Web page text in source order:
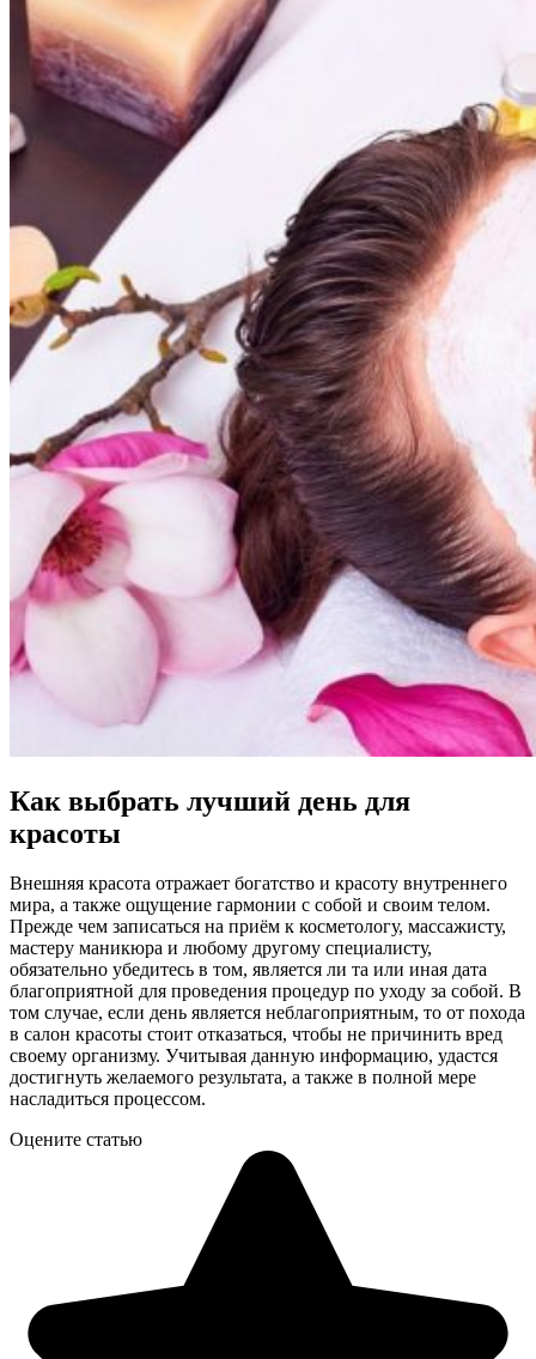
Как выбрать лучший день для
красоты
Внешняя красота отражает богатство и красоту внутреннего
мира, а также ощущение гармонии с собой и своим телом.
Прежде чем записаться на приём к косметологу, массажисту,
мастеру маникюра и любому другому специалисту,
обязательно убедитесь в том, является ли та или иная дата
благоприятной для проведения процедур по уходу за собой. В
том случае, если день является неблагоприятным, то от похода
в салон красоты стоит отказаться, чтобы не причинить вред
своему организму. Учитывая данную информацию, удастся
достигнуть желаемого результата, а также в полной мере
насладиться процессом.
Оцените статью